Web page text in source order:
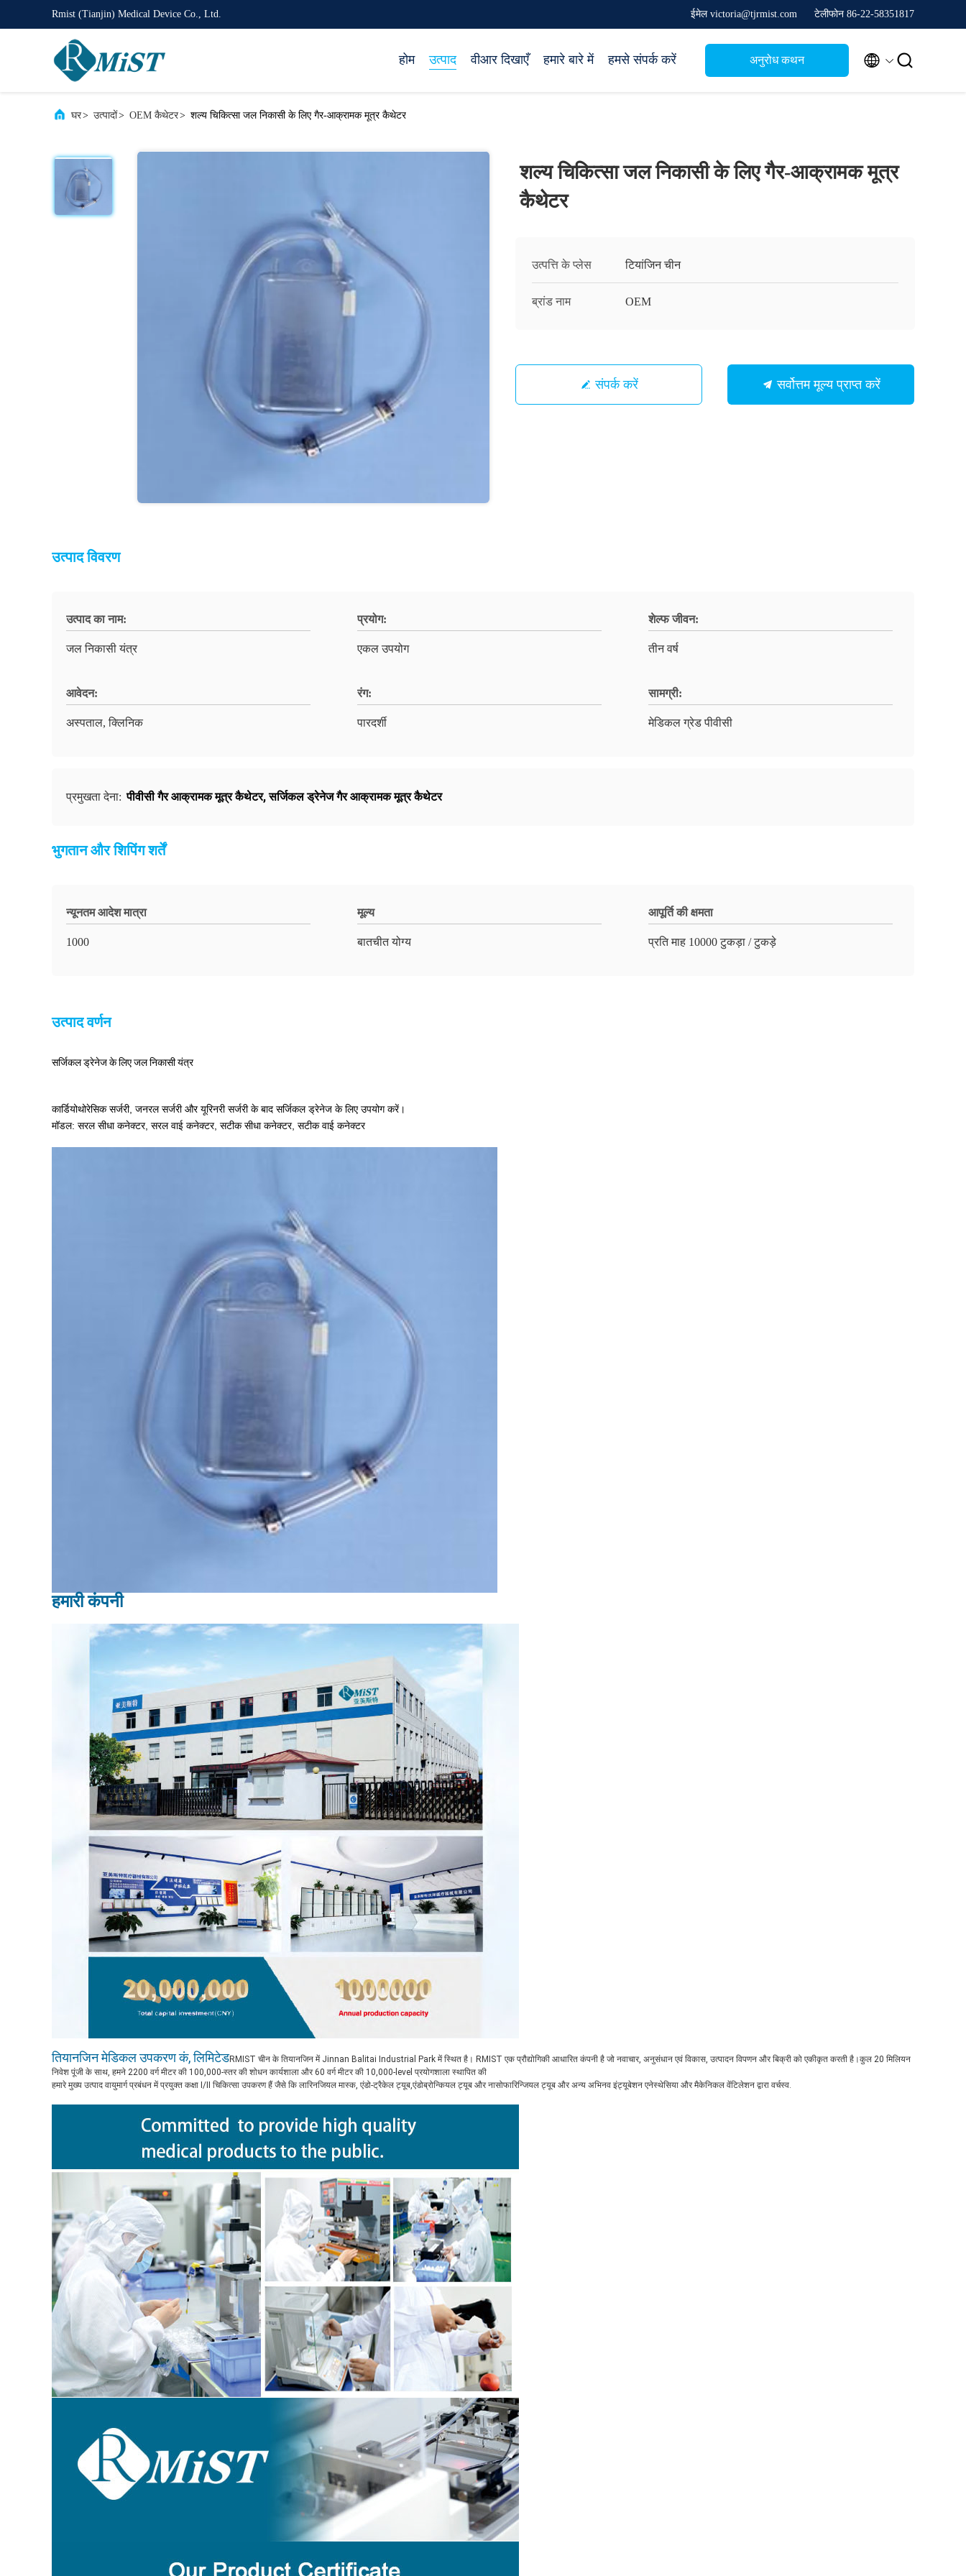
Rmist (Tianjin) Medical Device Co., Ltd. ईमेल victoria@tjrmist.com टेलीफोन 86-22-58351817
होम उत्पाद वीआर दिखाएँ हमारे बारे में हमसे संपर्क करें अनुरोध कथन  
घर> उत्पादों> OEM कैथेटर> शल्य चिकित्सा जल निकासी के लिए गैर-आक्रामक मूत्र कैथेटर
शल्य चिकित्सा जल निकासी के लिए गैर-आक्रामक मूत्र
कैथेटर
उत्पत्ति के प्लेस टियांजिन चीन
ब्रांड नाम OEM
संपर्क करें सर्वोत्तम मूल्य प्राप्त करें
उत्पाद विवरण
उत्पाद का नाम:
जल निकासी यंत्र
प्रयोग:
एकल उपयोग
शेल्फ जीवन:
तीन वर्ष
आवेदन:
अस्पताल, क्लिनिक
रंग:
पारदर्शी
सामग्री:
मेडिकल ग्रेड पीवीसी
प्रमुखता देना: पीवीसी गैर आक्रामक मूत्र कैथेटर,सर्जिकल ड्रेनेज गैर आक्रामक मूत्र कैथेटर
भुगतान और शिपिंग शर्तें
न्यूनतम आदेश मात्रा
1000
मूल्य
बातचीत योग्य
आपूर्ति की क्षमता
प्रति माह 10000 टुकड़ा / टुकड़े
उत्पाद वर्णन
सर्जिकल ड्रेनेज के लिए जल निकासी यंत्र
कार्डियोथोरेसिक सर्जरी, जनरल सर्जरी और यूरिनरी सर्जरी के बाद सर्जिकल ड्रेनेज के लिए उपयोग करें।
मॉडल: सरल सीधा कनेक्टर, सरल वाई कनेक्टर, सटीक सीधा कनेक्टर, सटीक वाई कनेक्टर
हमारी कंपनी
तियानजिन मेडिकल उपकरण कं, लिमिटेडRMIST चीन के तियानजिन में Jinnan Balitai Industrial Park में स्थित है। RMIST एक प्रौद्योगिकी आधारित कंपनी है जो नवाचार, अनुसंधान एवं विकास, उत्पादन विपणन और बिक्री को एकीकृत करती है।कुल 20 मिलियन
निवेश पूंजी के साथ, हमने 2200 वर्ग मीटर की 100,000-स्तर की शोधन कार्यशाला और 60 वर्ग मीटर की 10,000-level प्रयोगशाला स्थापित की
हमारे मुख्य उत्पाद वायुमार्ग प्रबंधन में प्रयुक्त कक्षा I/II चिकित्सा उपकरण हैं जैसे कि लारिनजियल मास्क, एंडो-ट्रैकेल ट्यूब,एंडोब्रोन्कियल ट्यूब और नासोफारिन्जियल ट्यूब और अन्य अभिनव इंट्यूबेशन एनेस्थेसिया और मैकेनिकल वेंटिलेशन द्वारा वर्चस्व.